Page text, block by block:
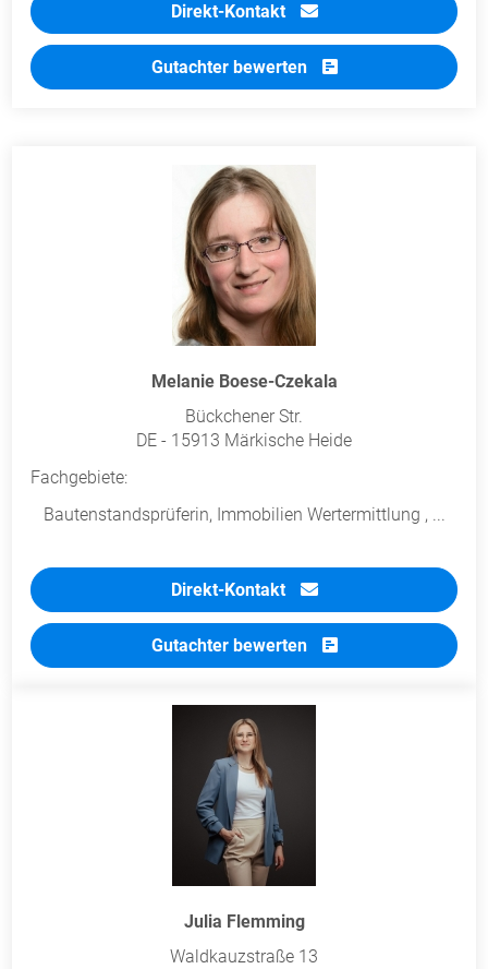
Direkt-Kontakt
Gutachter bewerten
Melanie Boese-Czekala
Bückchener Str.
DE - 15913 Märkische Heide
Fachgebiete:
Bautenstandsprüferin, Immobilien Wertermittlung , ...
Direkt-Kontakt
Gutachter bewerten
Julia Flemming
Waldkauzstraße 13